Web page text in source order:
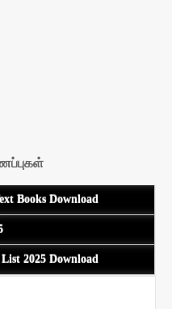
Books Download
2025 Download